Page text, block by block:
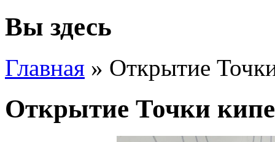
Вы здесь
Главная » Открытие
Открытие Точки